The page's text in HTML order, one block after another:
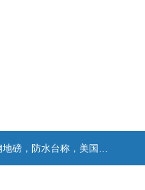
，美国双杰天平，报警电子称